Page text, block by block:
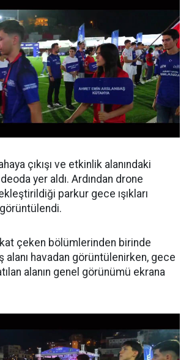
çıkışı ve etkinlik alanındaki
yer aldı. Ardından drone
parkur gece ışıkları
çeken bölümlerinden birinde
alanı havadan görüntülenirken, gece
alanın genel görünümü ekrana